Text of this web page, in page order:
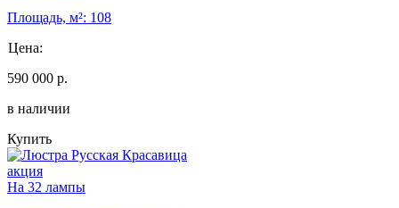
Площадь, м²: 108
Цена:
590 000 р.
в наличии
Купить
акция
На 32 лампы